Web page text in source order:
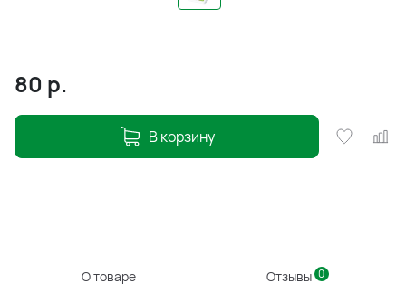
80 р.
В корзину
О товаре Отзывы 0